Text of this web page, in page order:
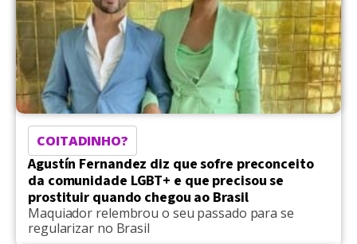
COITADINHO?
Agustín Fernandez diz que sofre preconceito
da comunidade LGBT+ e que precisou se
prostituir quando chegou ao Brasil
Maquiador relembrou o seu passado para se
regularizar no Brasil